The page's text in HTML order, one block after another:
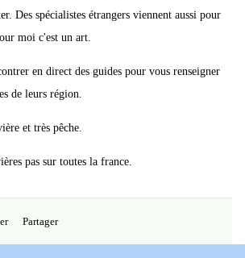
Des spécialistes étrangers viennent aussi pour
moi c'est un art.
en direct des guides pour vous renseigner
de leurs région.
et très pêche.
pas sur toutes la france.
Partager